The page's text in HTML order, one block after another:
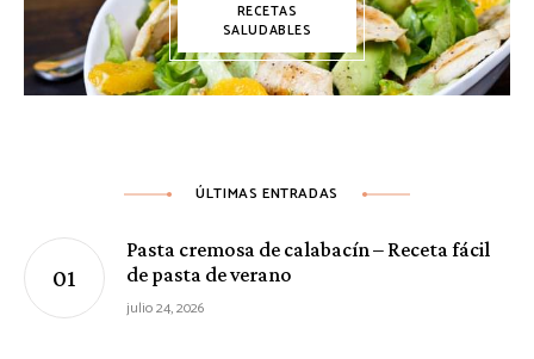
RECETAS
SALUDABLES
ÚLTIMAS ENTRADAS
Pasta cremosa de calabacín – Receta fácil
de pasta de verano
julio 24, 2026